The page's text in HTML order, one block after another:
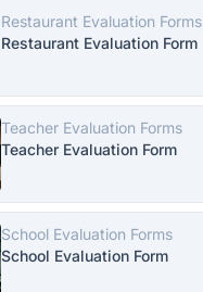
Restaurant Evaluation Forms
Restaurant Evaluation Form
Teacher Evaluation Forms
Teacher Evaluation Form
School Evaluation Forms
School Evaluation Form